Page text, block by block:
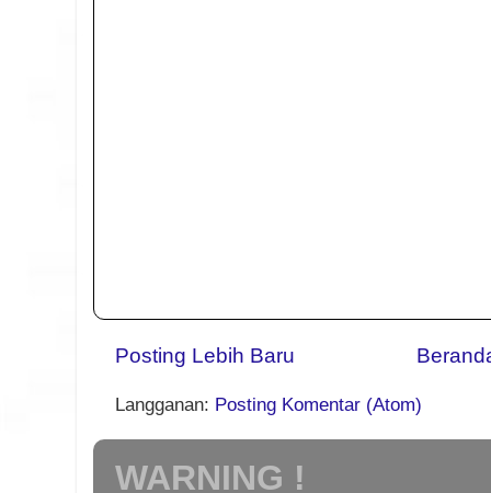
Posting Lebih Baru
Langganan: Posting Komentar (Atom)
WARNING !